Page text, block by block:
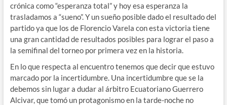
crónica como “esperanza total” y hoy esa esperanza la
trasladamos a “sueno”. Y un sueño posible dado el resultado del
partido ya que los de Florencio Varela con esta victoria tiene
una gran cantidad de resultados posibles para lograr el paso a
la semifinal del torneo por primera vez en la historia.
En lo que respecta al encuentro tenemos que decir que estuvo
marcado por la incertidumbre. Una incertidumbre que se la
debemos sin lugar a dudar al árbitro Ecuatoriano Guerrero
Alcivar, que tomó un protagonismo en la tarde-noche no